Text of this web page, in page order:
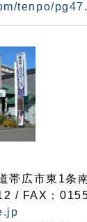
tenpo/
広市東1条
/ FAX：